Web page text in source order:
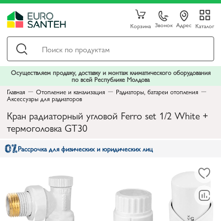
Корзина Звонок Адрес Каталог
Осуществляем продажу, доставку и монтаж климатического оборудования
по всей Республике Молдова
Главная
Отопление и канализация Радиаторы, батареи отопления
Аксессуары для радиаторов
Кран радиаторный угловой Ferro set 1/2 White +
термоголовка GT30
Рассрочка для физических и юридических лиц